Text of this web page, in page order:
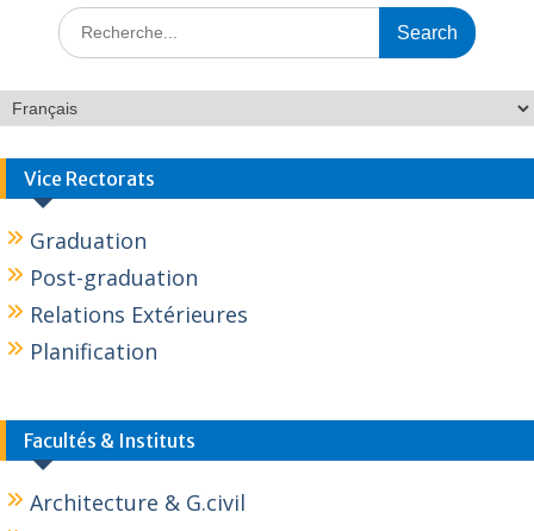
Vice Rectorats
Graduation
Post-graduation
Relations Extérieures
Planification
Facultés & Instituts
Architecture & G.civil